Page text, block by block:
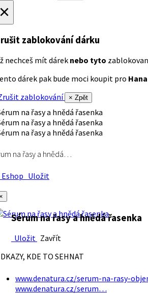
zablokování dárku
nechceš mít dárek nebo tyto
dárek pak bude moci koupit pro
zablokování
× Zpět
na řasy a hnědá…
Uložit
Sérum na řasy a hnědá řasenka
Uložit Zavřít
KDE TO SEHNAT
www.denatura.cz/serum-na-rasy-
www.denatura.cz/serum…